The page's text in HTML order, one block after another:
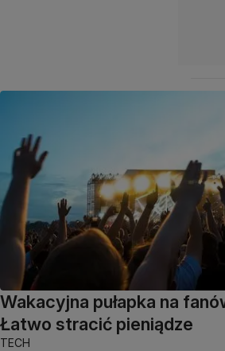
Wakacyjna pułapka na
Łatwo stracić pieniądze
TECH